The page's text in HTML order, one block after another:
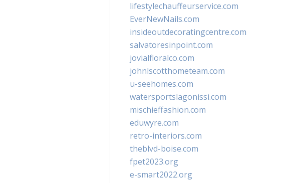
lifestylechauffeurservice.com
EverNewNails.com
insideoutdecoratingcentre.com
salvatoresinpoint.com
jovialfloralco.com
johnlscotthometeam.com
u-seehomes.com
watersportslagonissi.com
mischieffashion.com
eduwyre.com
retro-interiors.com
theblvd-boise.com
fpet2023.org
e-smart2022.org